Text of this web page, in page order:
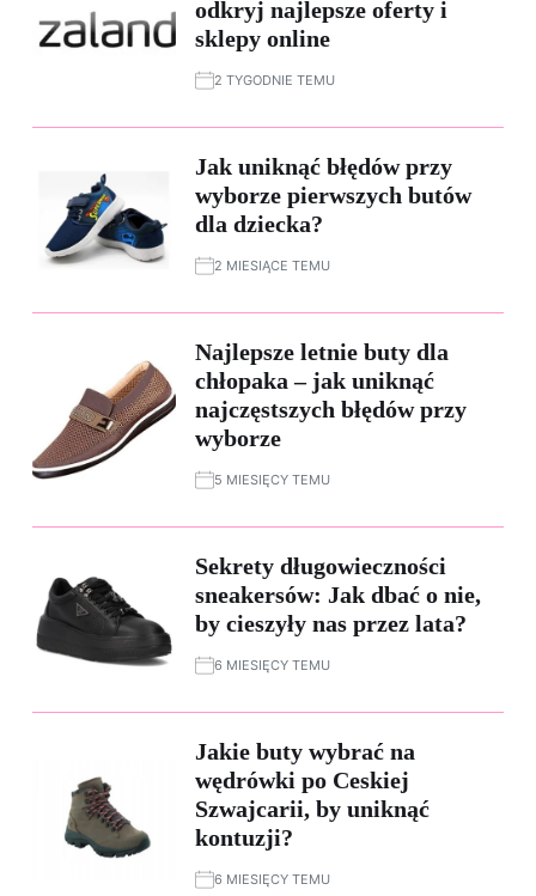
odkryj najlepsze oferty i
sklepy online
2 TYGODNIE TEMU
Jak uniknąć błędów przy
wyborze pierwszych butów
dla dziecka?
2 MIESIĄCE TEMU
Najlepsze letnie buty dla
chłopaka – jak uniknąć
najczęstszych błędów przy
wyborze
5 MIESIĘCY TEMU
Sekrety długowieczności
sneakersów: Jak dbać o nie,
by cieszyły nas przez lata?
6 MIESIĘCY TEMU
Jakie buty wybrać na
wędrówki po Ceskiej
Szwajcarii, by uniknąć
kontuzji?
6 MIESIĘCY TEMU